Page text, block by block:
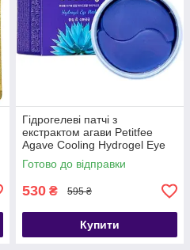
Гідрогелеві патчі з
екстрактом агави Petitfee
Agave Cooling Hydrogel Eye
Mask 60шт
Готово до відправки
530 ₴ 595 ₴
Купити